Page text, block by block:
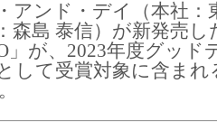
アンド・デイ（本社：
森島 泰信）が新発売
」が、2023年度グッ
して受賞対象に含ま